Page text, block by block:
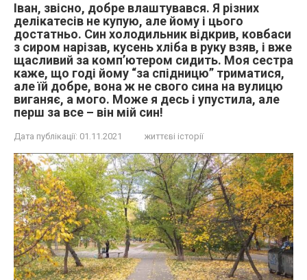
Іван, звісно, добре влаштувався. Я різних
делікатесів не купую, але йому і цього
достатньо. Син холодильник відкрив, ковбаси
з сиром нарізав, кусень хліба в руку взяв, і вже
щасливий за комп’ютером сидить. Моя сестра
каже, що годі йому “за спідницю” триматися,
але їй добре, вона ж не свого сина на вулицю
виганяє, а мого. Може я десь і упустила, але
перш за все – він мій син!
Дата публікації: 01.11.2021 життєві історії